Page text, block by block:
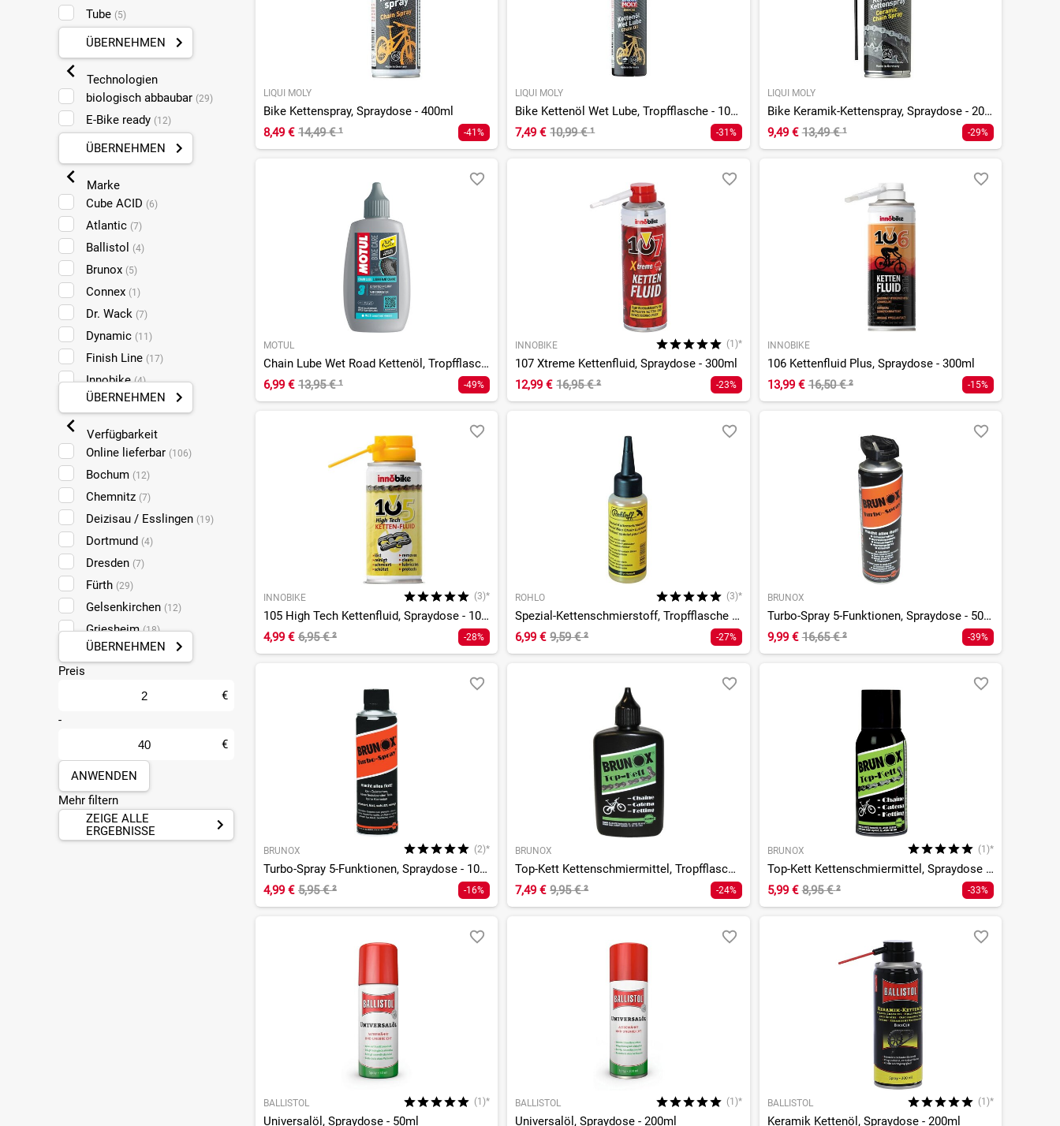
Tube (5)
ÜBERNEHMEN
Technologien
biologisch abbaubar (29)
E-Bike ready (12)
ÜBERNEHMEN
Marke
Cube ACID (6)
Atlantic (7)
Ballistol (4)
Brunox (5)
Connex (1)
Dr. Wack (7)
Dynamic (11)
Finish Line (17)
Innobike(4)
KMC(2)
Motorex (12)
Motul
Muc-Off (14)
Pedros (5)
Rohlo
RSP (3)
Schwalbe
WD-40 (1)
ÜBERNEHMEN
Verfügbarkeit
Online lieferbar (106)
Bochum (12)
Chemnitz (7)
Deizisau / Esslingen (19)
Dortmund (4)
Dresden (7)
Fürth (29)
Gelsenkirchen (12)
Griesheim(18)
Halle(6)
Leipzig Taucha
Mülheim-Kärlich
Münster
Pforzheim(24)
Plankstadt(8)
ÜBERNEHMEN
Preis
€
-
€
ANWENDEN
Mehr filtern
ZEIGE ALLE
ERGEBNISSE
LIQUI MOLY
Bike Kettenspray, Spraydose - 400ml
8,49 € 14,49 €¹ -41%
LIQUI MOLY
Bike Kettenöl Wet Lube, Tropfflasche - 100ml
7,49 € 10,99 €¹ -31%
LIQUI MOLY
Bike Keramik-Kettenspray, Spraydose - 200ml
9,49 € 13,49 €¹ -29%
MOTUL
Chain Lube Wet Road Kettenöl, Tropfflasche - 100ml
6,99 € 13,95 €¹ -49%
INNOBIKE (1)*
107 Xtreme Kettenfluid, Spraydose - 300ml
12,99 € 16,95 €² -23%
INNOBIKE
106 Kettenfluid Plus, Spraydose - 300ml
13,99 € 16,50 €² -15%
INNOBIKE (3)*
105 High Tech Kettenfluid, Spraydose - 100ml
4,99 € 6,95 €² -28%
ROHLO (3)*
Spezial-Kettenschmierstoff, Tropfflasche - 50ml
6,99 € 9,59 €² -27%
BRUNOX
Turbo-Spray 5-Funktionen, Spraydose - 500ml
9,99 € 16,65 €² -39%
BRUNOX (2)*
Turbo-Spray 5-Funktionen, Spraydose - 100ml
4,99 € 5,95 €² -16%
BRUNOX
Top-Kett Kettenschmiermittel, Tropfflasche - 100ml
7,49 € 9,95 €² -24%
BRUNOX (1)*
Top-Kett Kettenschmiermittel, Spraydose - 100ml
5,99 € 8,95 €² -33%
BALLISTOL (1)*
Universalöl, Spraydose - 50ml
BALLISTOL (1)*
Universalöl, Spraydose - 200ml
BALLISTOL (1)*
Keramik Kettenöl, Spraydose - 200ml